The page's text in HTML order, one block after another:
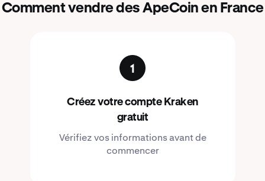
Comment vendre des ApeCoin en France
Créez votre compte Kraken
gratuit
Vérifiez vos informations avant de
commencer